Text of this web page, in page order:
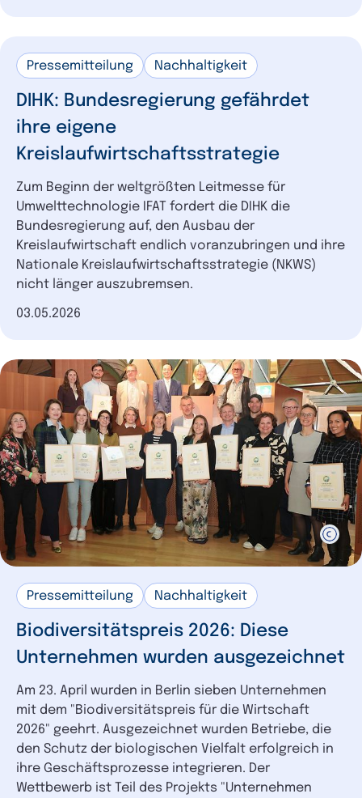
Pressemitteilung Nachhaltigkeit
DIHK: Bundesregierung gefährdet
ihre eigene
Kreislaufwirtschaftsstrategie
Zum Beginn der weltgrößten Leitmesse für
Umwelttechnologie IFAT fordert die DIHK die
Bundesregierung auf, den Ausbau der
Kreislaufwirtschaft endlich voranzubringen und ihre
Nationale Kreislaufwirtschaftsstrategie (NKWS)
nicht länger auszubremsen.
Datum der Veröffentlichung
03.05.2026
Pressemitteilung Nachhaltigkeit
Biodiversitätspreis 2026: Diese
Unternehmen wurden ausgezeichnet
Am 23. April wurden in Berlin sieben Unternehmen
mit dem "Biodiversitätspreis für die Wirtschaft
2026" geehrt. Ausgezeichnet wurden Betriebe, die
den Schutz der biologischen Vielfalt erfolgreich in
ihre Geschäftsprozesse integrieren. Der
Wettbewerb ist Teil des Projekts "Unternehmen